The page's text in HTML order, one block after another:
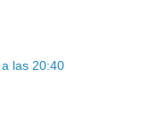
las 20:40